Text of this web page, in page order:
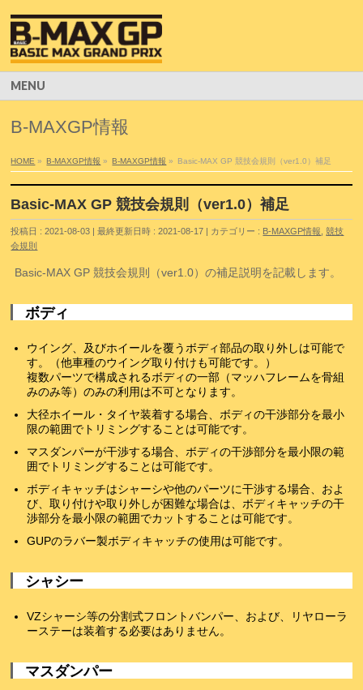
MENU
B-MAXGP情報
HOME » B-MAXGP情報 » B-MAXGP情報 » Basic-MAX GP 競技会規則（ver1.0）補足
Basic-MAX GP 競技会規則（ver1.0）補足
投稿日 : 2021-08-03 最終更新日時 : 2021-08-17 カテゴリー : B-MAXGP情報 ,競技
会規則
Basic-MAX GP 競技会規則（ver1.0）の補足説明を記載します。
ボディ
ウイング、及びホイールを覆うボディ部品の取り外しは可能で
す。（他車種のウイング取り付けも可能です。）
複数パーツで構成されるボディの一部（マッハフレームを骨組
みのみ等）のみの利用は不可となります。
大径ホイール・タイヤ装着する場合、ボディの干渉部分を最小
限の範囲でトリミングすることは可能です。
マスダンパーが干渉する場合、ボディの干渉部分を最小限の範
囲でトリミングすることは可能です。
ボディキャッチはシャーシや他のパーツに干渉する場合、およ
び、取り付けや取り外しが困難な場合は、ボディキャッチの干
渉部分を最小限の範囲でカットすることは可能です。
GUPのラバー製ボディキャッチの使用は可能です。
シャシー
VZシャーシ等の分割式フロントバンパー、および、リヤローラ
ーステーは装着する必要はありません。
マスダンパー